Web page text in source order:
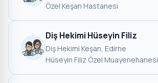
Özel Keşan Hastanesi
Diş Hekimi Hüseyin Filiz
Diş Hekimi·Keşan, Edirne·
Hüseyin Filiz Özel Muayenehanesi